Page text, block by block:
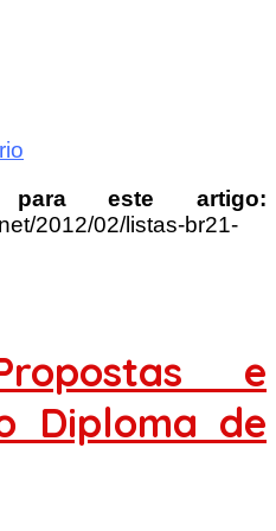
para este artigo:
2012/02/listas-br21-
e
Diploma de